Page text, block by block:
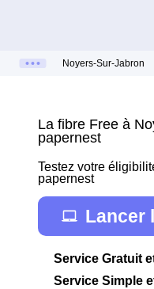
Noyers-Sur-Jabron
La fibre Free à
papernest
Testez votre
papernest
Lancer
Service Gratuit
Service Simple